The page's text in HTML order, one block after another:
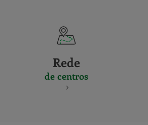
Rede
de centros